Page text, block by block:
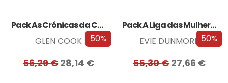
50%
Pack As Crónicas da Companhia Negra
GLEN COOK
56,29€28,14 €
50%
Pack A Liga das Mulheres Extraordinárias
EVIE DUNMORE
55,30€27,66 €